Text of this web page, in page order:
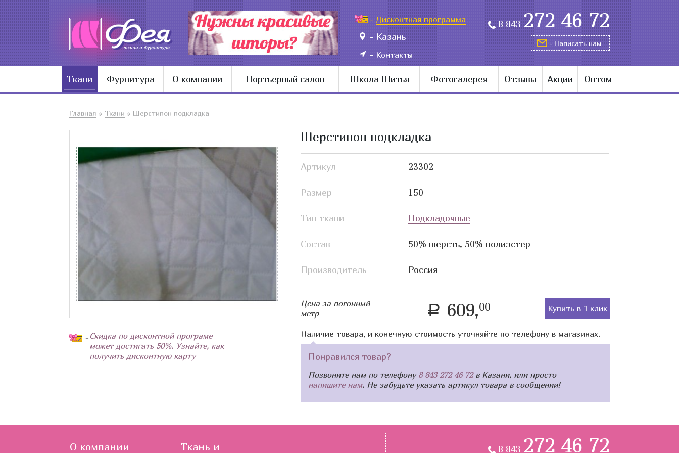
-Дисконтная программа
-Казань
-Контакты
8 843272 46 72
- Написать нам
Ткани Фурнитура О компании Портьерный салон Школа Шитья Фотогалерея Отзывы Акции Оптом
Главная » Ткани » Шерстипон подкладка
- Скидка по дисконтной програме
может достигать 50%. Узнайте, как
получить дисконтную карту
Шерстипон подкладка
Артикул 23302
Размер 150
Тип ткани Подкладочные
Состав 50% шерсть, 50% полиэстер
Производитель Россия
Цена за погонный
метр
a 609,00 Купить в 1 клик
Наличие товара, и конечную стоимость уточняйте по телефону в магазинах.
Понравился товар?
Позвоните нам по телефону 8 843 272 46 72в Казани, или просто
напишите нам. Не забудьте указать артикул товара в сообщении!
О компании
Ткань и
8 843 272 46 72